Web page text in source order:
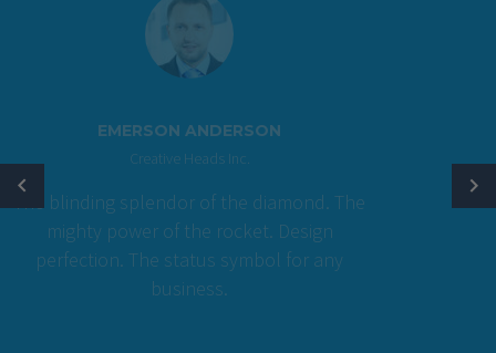
EMERSON ANDERSON
Creative Heads Inc.
The blinding splendor of the diamond. The
mighty power of the rocket. Design
perfection. The status symbol for any
business.